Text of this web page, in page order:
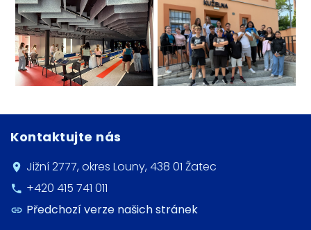
Kontaktujte nás
Jižní 2777, okres Louny, 438 01 Žatec
+420 415 741 011
Předchozí verze našich stránek